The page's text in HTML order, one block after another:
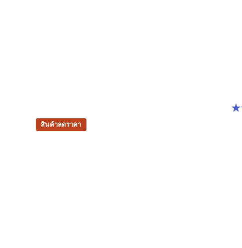
4.9 จาก 5 ดาว 7 รีวิว
สินค้าลดราคา